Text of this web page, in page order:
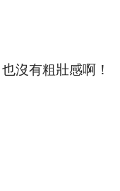
沒有粗壯感啊！